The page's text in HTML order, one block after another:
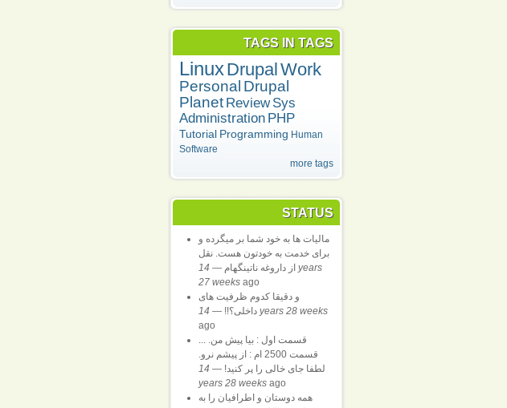
TAGS IN TAGS
LinuxDrupalWork
Personal Drupal
Planet Review Sys
Administration PHP
Tutorial Programming Human
Software
more tags
STATUS
مالیات ها به خود شما بر میگرده و
برای خدمت به خودتون هست. نقل
از داروغه ناتینگهام —
14 years
27 weeks ago
و دقیقا کدوم ظرفیت های
داخلی؟!! —
14 years 28 weeks
ago
قسمت اول : بیا پیش من. ...
قسمت 2500 ام : از پیشم نرو.
لطفا جای خالی را پر کنید! —
14
years 28 weeks ago
همه دوستان و اطرافیان را به